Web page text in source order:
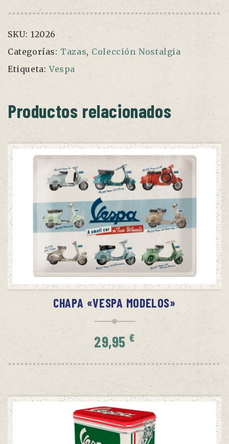
modelos
cantidad
SKU: 12026
Categorías: Tazas, Colección Nostalgia
Etiqueta:Vespa
Productos relacionados
SIN STOCK
AVÍSAME CUANDO HAYA STOCK
CHAPA «VESPA MODELOS»
29,95€